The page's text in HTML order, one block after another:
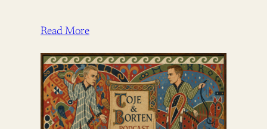
Read More